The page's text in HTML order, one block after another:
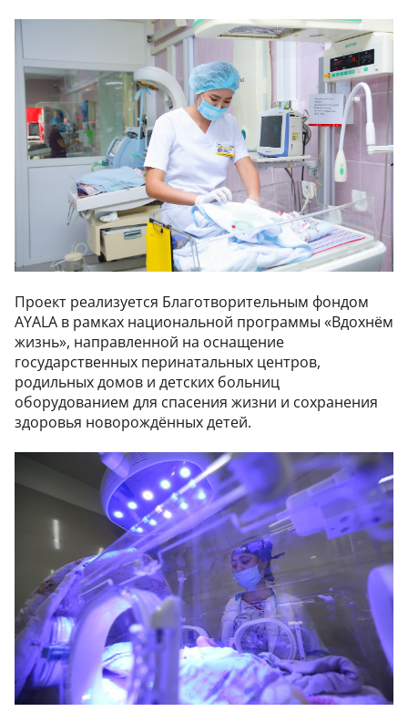
Проект реализуется Благотворительным фондом
AYALA в рамках национальной программы «Вдохнём
жизнь», направленной на оснащение
государственных перинатальных центров,
родильных домов и детских больниц
оборудованием для спасения жизни и сохранения
здоровья новорождённых детей.